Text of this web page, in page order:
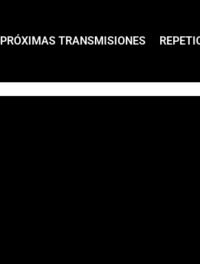
PRÓXIMAS TRANSMISIONES